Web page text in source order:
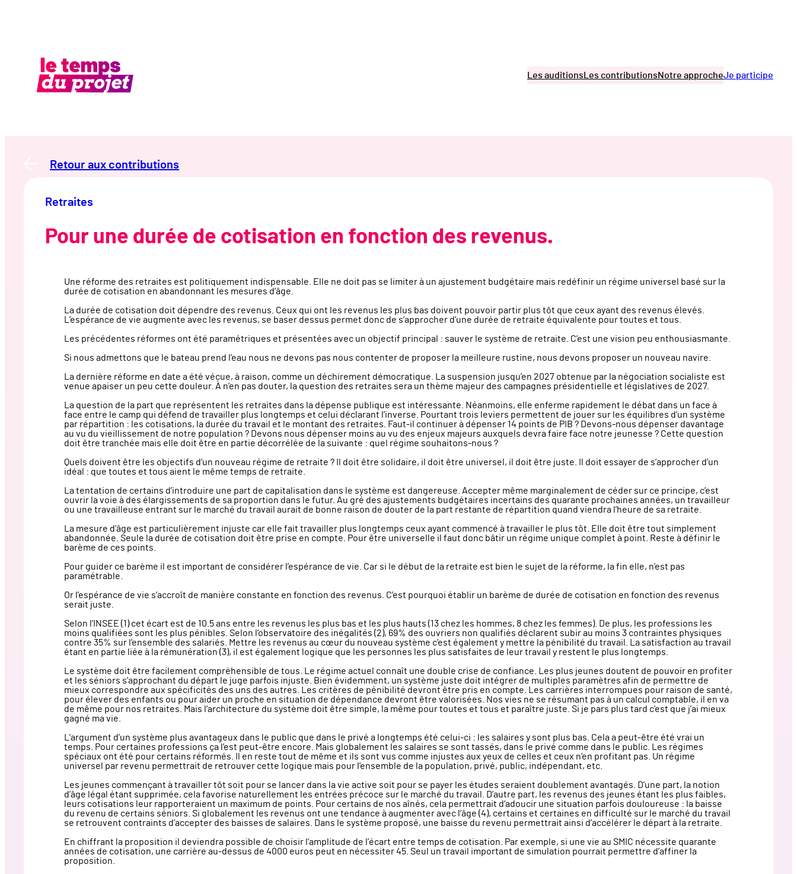
Les auditions Les contributionsNotre approcheJe participe
Retour aux contributions
Retraites
Pour une durée de cotisation en fonction des revenus.
Une réforme des retraites est politiquement indispensable. Elle ne doit pas se limiter à un ajustement budgétaire mais redéfinir un régime universel basé sur la
durée de cotisation en abandonnant les mesures d’âge.
La durée de cotisation doit dépendre des revenus. Ceux qui ont les revenus les plus bas doivent pouvoir partir plus tôt que ceux ayant des revenus élevés.
L’espérance de vie augmente avec les revenus, se baser dessus permet donc de s’approcher d’une durée de retraite équivalente pour toutes et tous.
Les précédentes réformes ont été paramétriques et présentées avec un objectif principal : sauver le système de retraite. C’est une vision peu enthousiasmante.
Si nous admettons que le bateau prend l’eau nous ne devons pas nous contenter de proposer la meilleure rustine, nous devons proposer un nouveau navire.
La dernière réforme en date a été vécue, à raison, comme un déchirement démocratique. La suspension jusqu’en 2027 obtenue par la négociation socialiste est
venue apaiser un peu cette douleur. À n’en pas douter, la question des retraites sera un thème majeur des campagnes présidentielle et législatives de 2027.
La question de la part que représentent les retraites dans la dépense publique est intéressante. Néanmoins, elle enferme rapidement le débat dans un face à
face entre le camp qui défend de travailler plus longtemps et celui déclarant l’inverse. Pourtant trois leviers permettent de jouer sur les équilibres d’un système
par répartition : les cotisations, la durée du travail et le montant des retraites. Faut-il continuer à dépenser 14 points de PIB ? Devons-nous dépenser davantage
au vu du vieillissement de notre population ? Devons nous dépenser moins au vu des enjeux majeurs auxquels devra faire face notre jeunesse ? Cette question
doit être tranchée mais elle doit être en partie décorrélée de la suivante : quel régime souhaitons-nous ?
Quels doivent être les objectifs d’un nouveau régime de retraite ? Il doit être solidaire, il doit être universel, il doit être juste. Il doit essayer de s’approcher d’un
idéal : que toutes et tous aient le même temps de retraite.
La tentation de certains d’introduire une part de capitalisation dans le système est dangereuse. Accepter même marginalement de céder sur ce principe, c’est
ouvrir la voie à des élargissements de sa proportion dans le futur. Au gré des ajustements budgétaires incertains des quarante prochaines années, un travailleur
ou une travailleuse entrant sur le marché du travail aurait de bonne raison de douter de la part restante de répartition quand viendra l’heure de sa retraite.
La mesure d’âge est particulièrement injuste car elle fait travailler plus longtemps ceux ayant commencé à travailler le plus tôt. Elle doit être tout simplement
abandonnée. Seule la durée de cotisation doit être prise en compte. Pour être universelle il faut donc bâtir un régime unique complet à point. Reste à définir le
barème de ces points.
Pour guider ce barème il est important de considérer l’espérance de vie. Car si le début de la retraite est bien le sujet de la réforme, la fin elle, n’est pas
paramétrable.
Or l’espérance de vie s’accroît de manière constante en fonction des revenus. C’est pourquoi établir un barème de durée de cotisation en fonction des revenus
serait juste.
Selon l’INSEE (1) cet écart est de 10.5 ans entre les revenus les plus bas et les plus hauts (13 chez les hommes, 8 chez les femmes). De plus, les professions les
moins qualifiées sont les plus pénibles. Selon l’observatoire des inégalités (2), 69% des ouvriers non qualifiés déclarent subir au moins 3 contraintes physiques
contre 35% sur l’ensemble des salariés. Mettre les revenus au cœur du nouveau système c’est également y mettre la pénibilité du travail. La satisfaction au travail
étant en partie liée à la rémunération (3), il est également logique que les personnes les plus satisfaites de leur travail y restent le plus longtemps.
Le système doit être facilement compréhensible de tous. Le régime actuel connaît une double crise de confiance. Les plus jeunes doutent de pouvoir en profiter
et les séniors s’approchant du départ le juge parfois injuste. Bien évidemment, un système juste doit intégrer de multiples paramètres afin de permettre de
mieux correspondre aux spécificités des uns des autres. Les critères de pénibilité devront être pris en compte. Les carrières interrompues pour raison de santé,
pour élever des enfants ou pour aider un proche en situation de dépendance devront être valorisées. Nos vies ne se résumant pas à un calcul comptable, il en va
de même pour nos retraites. Mais l’architecture du système doit être simple, la même pour toutes et tous et paraître juste. Si je pars plus tard c’est que j’ai mieux
gagné ma vie.
L’argument d’un système plus avantageux dans le public que dans le privé a longtemps été celui-ci : les salaires y sont plus bas. Cela a peut-être été vrai un
temps. Pour certaines professions ça l’est peut-être encore. Mais globalement les salaires se sont tassés, dans le privé comme dans le public. Les régimes
spéciaux ont été pour certains réformés. Il en reste tout de même et ils sont vus comme injustes aux yeux de celles et ceux n’en profitant pas. Un régime
universel par revenu permettrait de retrouver cette logique mais pour l’ensemble de la population, privé, public, indépendant, etc.
Les jeunes commençant à travailler tôt soit pour se lancer dans la vie active soit pour se payer les études seraient doublement avantagés. D’une part, la notion
d’âge légal étant supprimée, cela favorise naturellement les entrées précoce sur le marché du travail. D’autre part, les revenus des jeunes étant les plus faibles,
leurs cotisations leur rapporteraient un maximum de points. Pour certains de nos aînés, cela permettrait d’adoucir une situation parfois douloureuse : la baisse
du revenu de certains séniors. Si globalement les revenus ont une tendance à augmenter avec l’âge (4), certains et certaines en difficulté sur le marché du travail
se retrouvent contraints d’accepter des baisses de salaires. Dans le système proposé, une baisse du revenu permettrait ainsi d’accélérer le départ à la retraite.
En chiffrant la proposition il deviendra possible de choisir l’amplitude de l’écart entre temps de cotisation. Par exemple, si une vie au SMIC nécessite quarante
années de cotisation, une carrière au-dessus de 4000 euros peut en nécessiter 45. Seul un travail important de simulation pourrait permettre d’affiner la
proposition.